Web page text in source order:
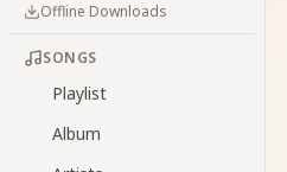
Offline Downloads
SONGS
Playlist
Album